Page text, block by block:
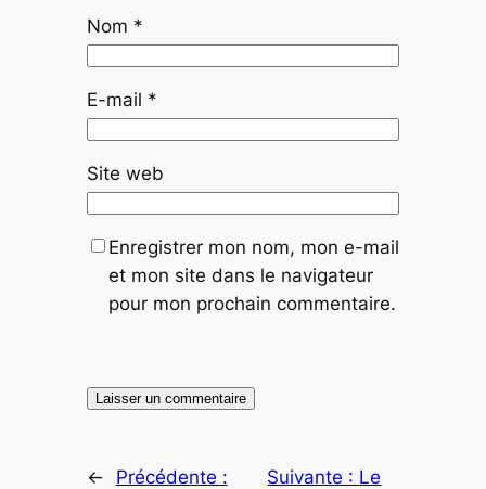
Nom *
E-mail *
Site web
Enregistrer mon nom, mon e-mail
et mon site dans le navigateur
pour mon prochain commentaire.
←
Précédente :
Suivante : Le